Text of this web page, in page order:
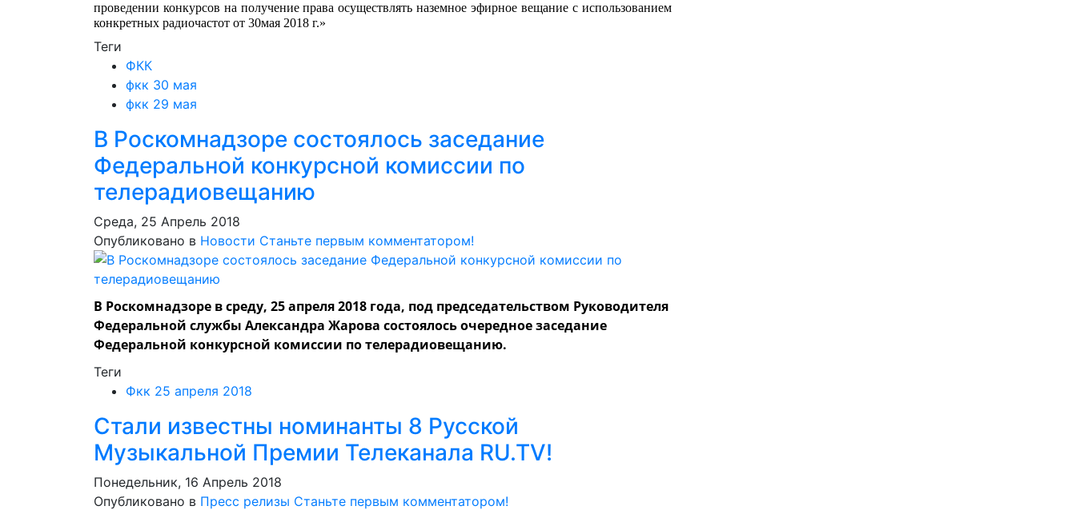
проведении конкурсов на получение права осуществлять наземное эфирное вещание с использованием
конкретных радиочастот от 30мая 2018 г.»
Теги
ФКК
фкк 30 мая
фкк 29 мая
В Роскомнадзоре состоялось заседание
Федеральной конкурсной комиссии по
телерадиовещанию
Среда, 25 Апрель 2018
Опубликовано в Новости Станьте первым комментатором!
В Роскомнадзоре в среду, 25 апреля 2018 года, под председательством Руководителя
Федеральной службы Александра Жарова состоялось очередное заседание
Федеральной конкурсной комиссии по телерадиовещанию.
Теги
Фкк 25 апреля 2018
Стали известны номинанты 8 Русской
Музыкальной Премии Телеканала RU.TV!
Понедельник, 16 Апрель 2018
Опубликовано в Пресс релизы Станьте первым комментатором!